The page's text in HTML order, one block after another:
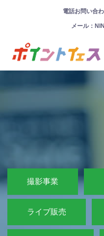
電話お問い合
メール：
撮影事業
ライブ販売